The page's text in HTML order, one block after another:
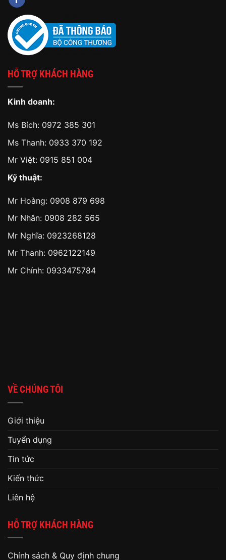
HỖ TRỢ KHÁCH HÀNG
Kinh doanh:
Ms Bích: 0972 385 301
Ms Thanh: 0933 370 192
Mr Việt: 0915 851 004
Kỹ thuật:
Mr Hoàng: 0908 879 698
Mr Nhân: 0908 282 565
Mr Nghĩa: 0923268128
Mr Thanh: 0962122149
Mr Chính: 0933475784
VỀ CHÚNG TÔI
Giới thiệu
Tuyển dụng
Tin tức
Kiến thức
Liên hệ
HỖ TRỢ KHÁCH HÀNG
Chính sách & Quy định chung